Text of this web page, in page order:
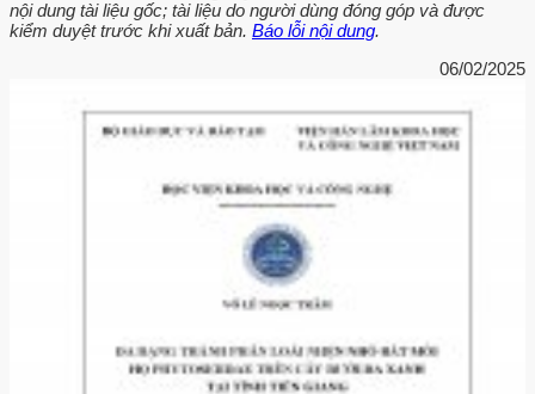
nội dung tài liệu gốc; tài liệu do người dùng đóng góp và được
kiểm duyệt trước khi xuất bản. Báo lỗi nội dung.
06/02/2025